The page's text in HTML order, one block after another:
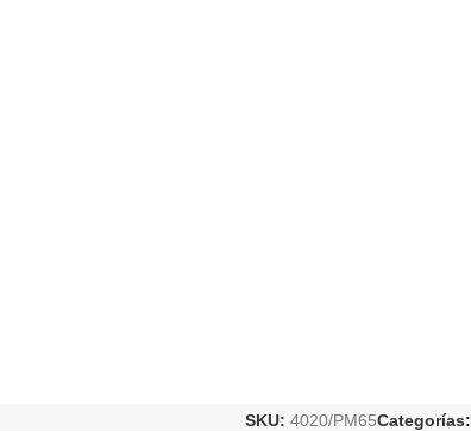
SKU: 4020/PM65Categorías: